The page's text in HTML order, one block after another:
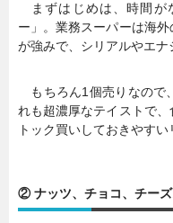
まずはじめは、時間が
ー」。業務スーパーは海
が強みで、シリアルやエナ
もちろん1個売りなので
れも超濃厚なテイストで
トック買いしておきやす
② ナッツ、チョコ、チー